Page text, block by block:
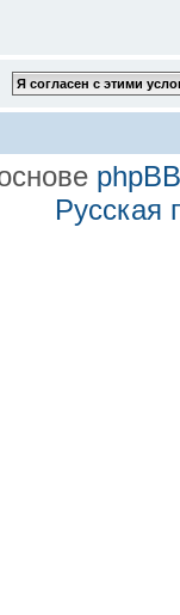
phpBB
Русская